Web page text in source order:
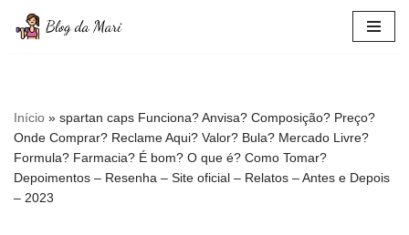
conteúdo
Início » spartan caps Funciona? Anvisa? Composição? Preço?
Onde Comprar? Reclame Aqui? Valor? Bula? Mercado Livre?
Formula? Farmacia? É bom? O que é? Como Tomar?
Depoimentos – Resenha – Site oficial – Relatos – Antes e Depois
– 2023